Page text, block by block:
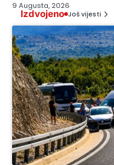
9 Augusta, 2026
Izdvojeno Još vijesti